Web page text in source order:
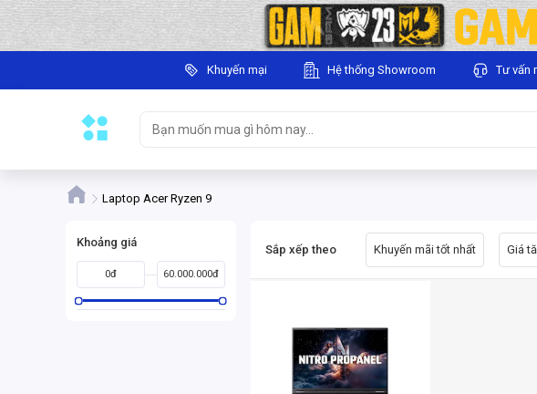
Khuyến mại Hệ thống Showroom Tư vấn
Laptop Acer Ryzen 9
Khoảng giá
0đ 60.000.000đ
Sắp xếp theo Khuyến mãi tốt nhất Giá